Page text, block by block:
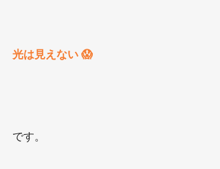
光は見えない 😱
です。